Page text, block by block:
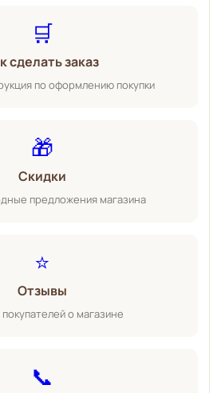
🛒
сделать заказ
по оформлению покупки
🎁
Скидки
предложения магазина
⭐
Отзывы
о магазине
📞